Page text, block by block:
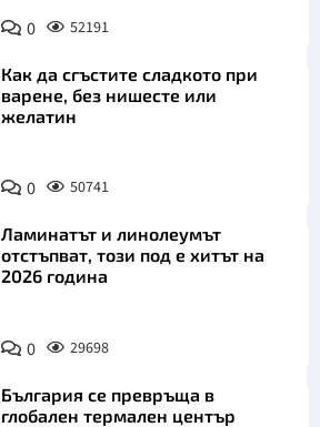
0 52191
Как да сгъстите сладкото при
варене, без нишесте или
желатин
0 50741
Ламинатът и линолеумът
отстъпват, този под е хитът на
2026 година
0 29698
България се превръща в
глобален термален център